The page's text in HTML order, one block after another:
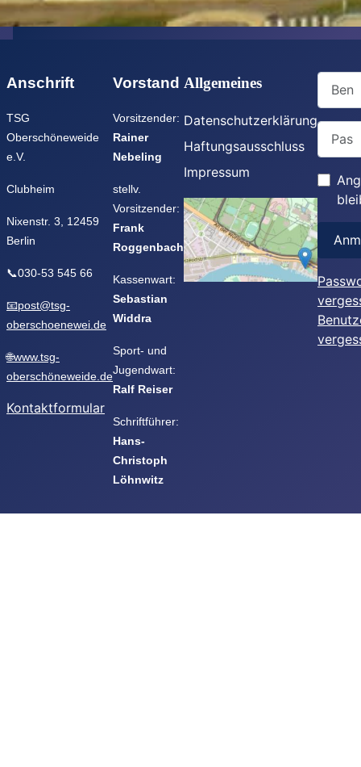
Anschrift
TSG
Oberschöneweide
e.V.
Clubheim
Nixenstr. 3, 12459
Berlin
📞030-53 545 66
📧post@tsg-
oberschoenewei.de
🌐www.tsg-
oberschöneweide.de
Kontaktformular
Vorstand
Vorsitzender:
Rainer
Nebeling
stellv.
Vorsitzender:
Frank
Roggenbach
Kassenwart:
Sebastian
Widdra
Sport- und
Jugendwart:
Ralf Reiser
Schriftführer:
Hans-
Christoph
Löhnwitz
Allgemeines
Datenschutzerklärung
Haftungsausschluss
Impressum